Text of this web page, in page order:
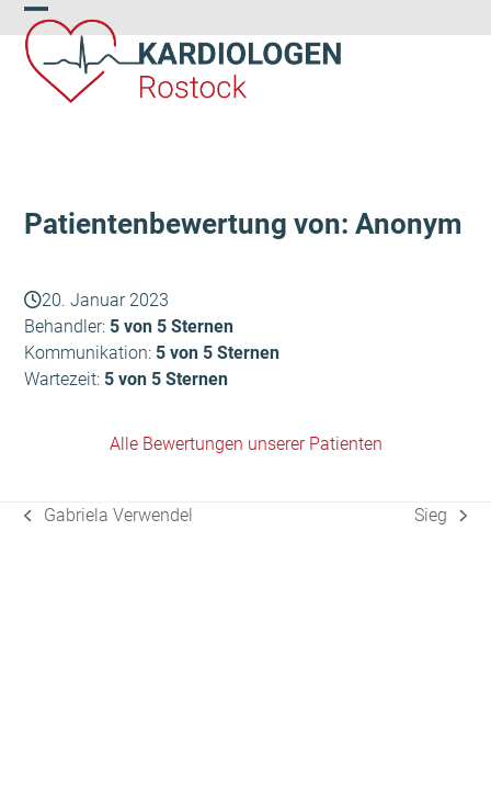
Skip
to
content
Open
mobile
menu
Close
mobile
menu
Patientenbewertung von: Anonym
20. Januar 2023
Behandler: 5 von 5 Sternen
Kommunikation: 5 von 5 Sternen
Wartezeit: 5 von 5 Sternen
Alle Bewertungen unserer Patienten
vorheriger
Gabriela Verwendel
Nächster
Sieg